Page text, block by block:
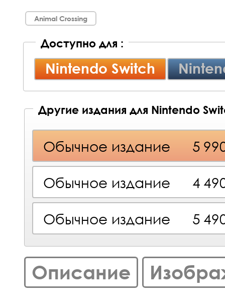
Animal Crossing
Доступно для :
Nintendo Switch
Другие издания для Nintendo
Обычное издание 5
Обычное издание 4
Обычное издание 5
Описание